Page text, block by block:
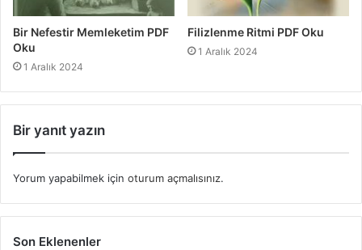
Bir Nefestir Memleketim PDF
Oku
1 Aralık 2024
Filizlenme Ritmi PDF Oku
1 Aralık 2024
Bir yanıt yazın
Yorum yapabilmek için oturum açmalısınız.
Son Eklenenler